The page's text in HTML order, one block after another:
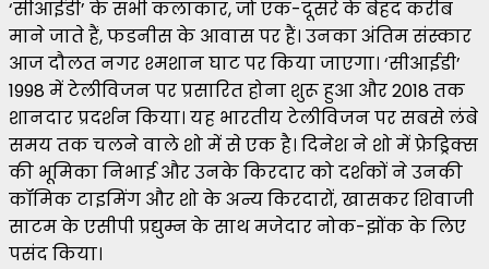
‘सीआईडी’ के सभी कलाकार, जो एक-दूसरे के बेहद करीब
माने जाते हैं, फडनीस के आवास पर हैं। उनका अंतिम संस्कार
आज दौलत नगर श्मशान घाट पर किया जाएगा। ‘सीआईडी’
1998 में टेलीविजन पर प्रसारित होना शुरू हुआ और 2018 तक
शानदार प्रदर्शन किया। यह भारतीय टेलीविजन पर सबसे लंबे
समय तक चलने वाले शो में से एक है। दिनेश ने शो में फ्रेड्रिक्स
की भूमिका निभाई और उनके किरदार को दर्शकों ने उनकी
कॉमिक टाइमिंग और शो के अन्य किरदारों, खासकर शिवाजी
साटम के एसीपी प्रद्युम्न के साथ मजेदार नोक-झोंक के लिए
पसंद किया।